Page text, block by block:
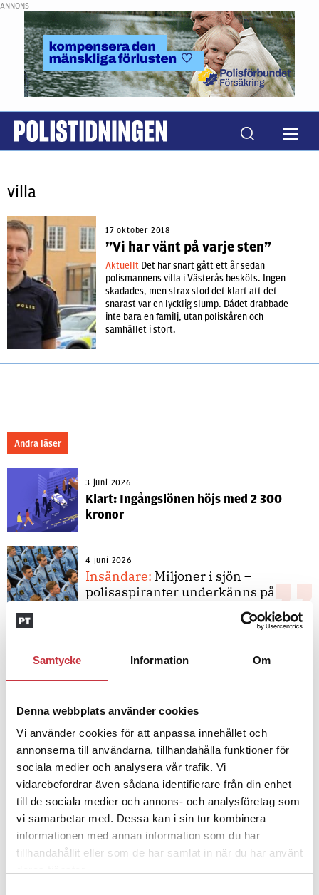
Samtycke Information Om
Denna webbplats använder cookies
Vi använder cookies för att anpassa innehållet och
annonserna till användarna, tillhandahålla funktioner för
sociala medier och analysera vår trafik. Vi
vidarebefordrar även sådana identifierare från din enhet
till de sociala medier och annons- och analysföretag som
vi samarbetar med. Dessa kan i sin tur kombinera
informationen med annan information som du har
tillhandahållit eller som de har samlat in när du har använt
ANNONS
villa
17 oktober 2018
”Vi har vänt på varje sten”
Aktuellt Det har snart gått ett år sedan
polismannens villa i Västerås besköts. Ingen
skadades, men strax stod det klart att det
snarast var en lycklig slump. Dådet drabbade
inte bara en familj, utan poliskåren och
samhället i stort.
Andra läser
3 juni 2026
Klart: Ingångslönen höjs med 2 300
kronor
4 juni 2026
Insändare: Miljoner i sjön –
polisaspiranter underkänns på
Jens Mårtensson:Snart 20 år i tjänst
4 juni 2026
Polisregionen erkänner fel: ”Kommer
att rättas till”